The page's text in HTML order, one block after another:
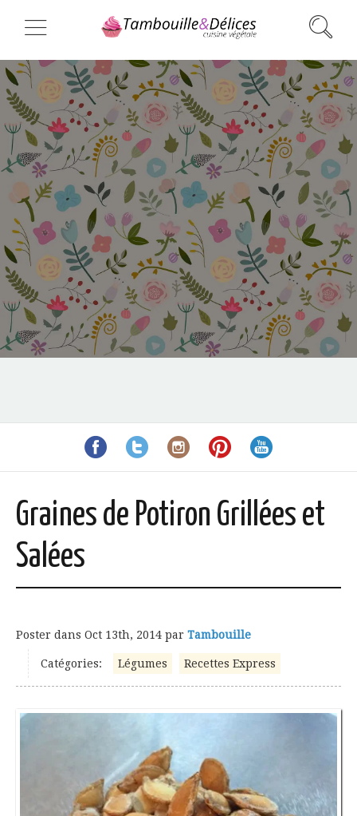
Graines de Potiron Grillées et
Salées
Poster dans Oct 13th, 2014 par Tambouille
Catégories: Légumes Recettes Express